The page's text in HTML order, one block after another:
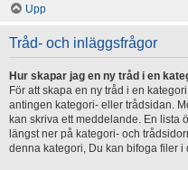
Upp
Tråd- och inläggsfrågor
Hur skapar jag en ny tråd i en
För att skapa en ny tråd i en
antingen kategori- eller trådsidan.
kan skriva ett meddelande. En lista
längst ner på kategori- och
denna kategori, Du kan bifoga filer i